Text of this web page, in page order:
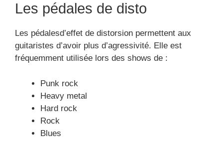
Les pédales de disto
Les pédalesd’effet de distorsion permettent aux
guitaristes d’avoir plus d’agressivité. Elle est
fréquemment utilisée lors des shows de :
Punk rock
Heavy metal
Hard rock
Rock
Blues